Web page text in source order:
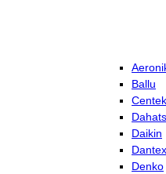
Ballu
Centek
Daikin
Dantex
Denko